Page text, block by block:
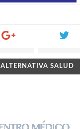
ALTERNATIVA SALUD